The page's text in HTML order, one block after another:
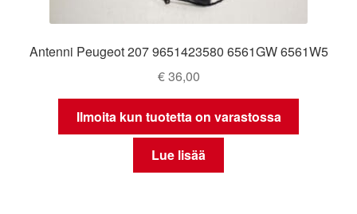
Antenni Peugeot 207 9651423580 6561GW 6561W5
€36,00
Ilmoita kun tuotetta on varastossa
Lue lisää